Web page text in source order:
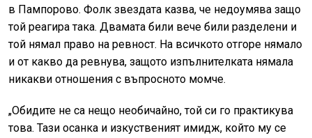
в Пампорово. Фолк звездата казва, че недоумява защо
той реагира така. Двамата били вече били разделени и
той нямал право на ревност. На всичкото отгоре нямало
и от какво да ревнува, защото изпълнителката нямала
никакви отношения с въпросното момче.
„Обидите не са нещо необичайно, той си го практикува
това. Тази осанка и изкуственият имидж, който му се